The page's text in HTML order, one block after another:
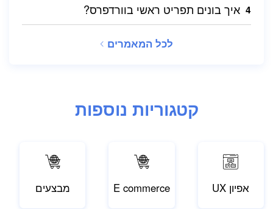
איך בונים תפריט ראשי בוורדפרס?
לכל המאמרים
קטגוריות נוספות
אפיון UX E commerce מבצעים